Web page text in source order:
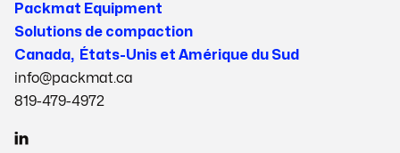
Packmat Equipment
Solutions de compaction
Canada, États-Unis et Amérique du Sud
info@packmat.ca
819-479-4972
